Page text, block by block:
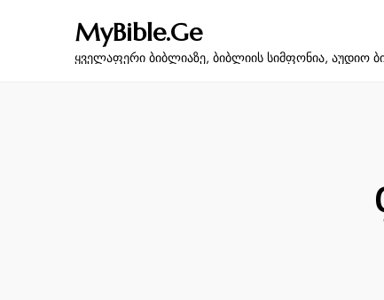
MyBible.Ge
ყველაფერი ბიბლიაზე, ბიბლიის სიმფონია, აუდიო